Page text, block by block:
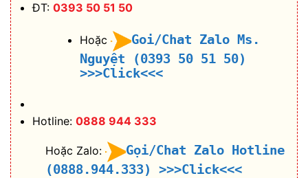
ĐT: 0393 50 51 50
Hoặc
Goi/Chat Zalo Ms.
Nguyệt (0393 50 51 50)
>>>Click<<<
Hotline: 0888 944 333
Hoặc Zalo:
Gọi/Chat Zalo Hotline
(0888.944.333)
>>>Click<<<